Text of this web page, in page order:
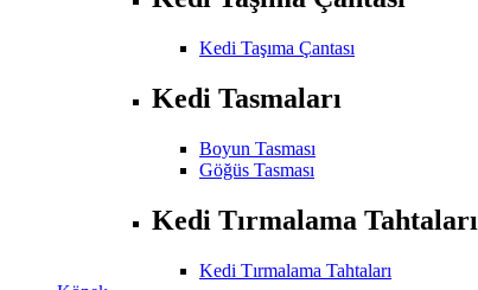
Kedi Taşıma Çantası
Kedi Tasmaları
Boyun Tasması
Göğüs Tasması
Kedi Tırmalama Tahtaları
Kedi Tırmalama Tahtaları